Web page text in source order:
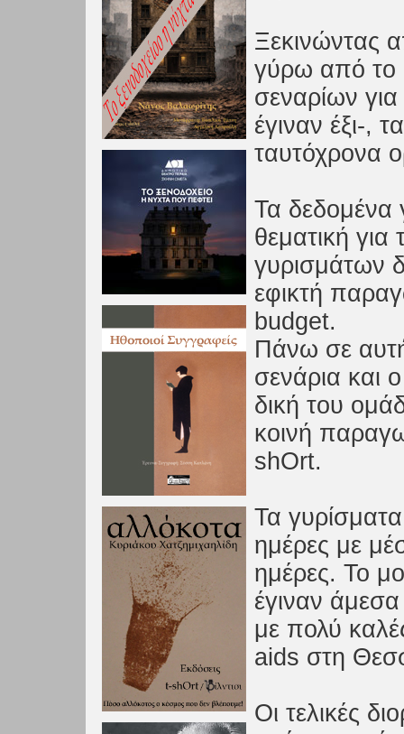
Ξεκινώντας
γύρω από το
σεναρίων
έγιναν έξι-,
ταυτόχρονα
Τα δεδομένα
θεματική
γυρισμάτων
εφικτή
budget.
Πάνω σε
σενάρια και
δική του
κοινή
shOrt.
Τα
ημέρες με
ημέρες. Το
έγιναν άμεσα
με πολύ
aids στη
Οι τελικές